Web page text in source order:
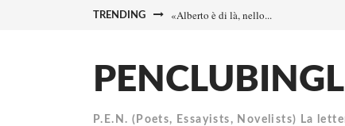
TRENDING «Alberto è di là, nello...
IL RICORDO DI DACIA MARAINI...
P.E.N. (Poets, Essayists, Novelists) La